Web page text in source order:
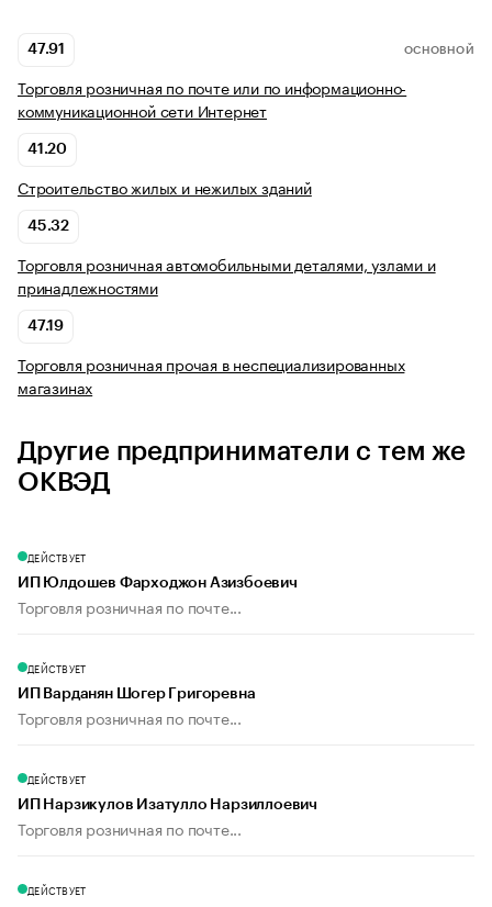
47.91 ОСНОВНОЙ
Торговля розничная по почте или по информационно-
коммуникационной сети Интернет
41.20
Строительство жилых и нежилых зданий
45.32
Торговля розничная автомобильными деталями, узлами и
принадлежностями
47.19
Торговля розничная прочая в неспециализированных
магазинах
Другие предприниматели с тем же
ОКВЭД
ДЕЙСТВУЕТ
ИП Юлдошев Фарходжон Азизбоевич
Торговля розничная по почте...
ДЕЙСТВУЕТ
ИП Варданян Шогер Григоревна
Торговля розничная по почте...
ДЕЙСТВУЕТ
ИП Нарзикулов Изатулло Нарзиллоевич
Торговля розничная по почте...
ДЕЙСТВУЕТ